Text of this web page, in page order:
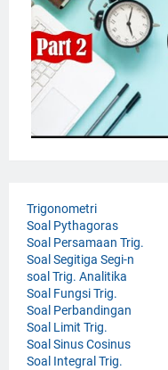
Trigonometri
Soal Pythagoras
Soal Persamaan Trig.
Soal Segitiga Segi-n
soal Trig. Analitika
Soal Fungsi Trig.
Soal Perbandingan
Soal Limit Trig.
Soal Sinus Cosinus
Soal Integral Trig.